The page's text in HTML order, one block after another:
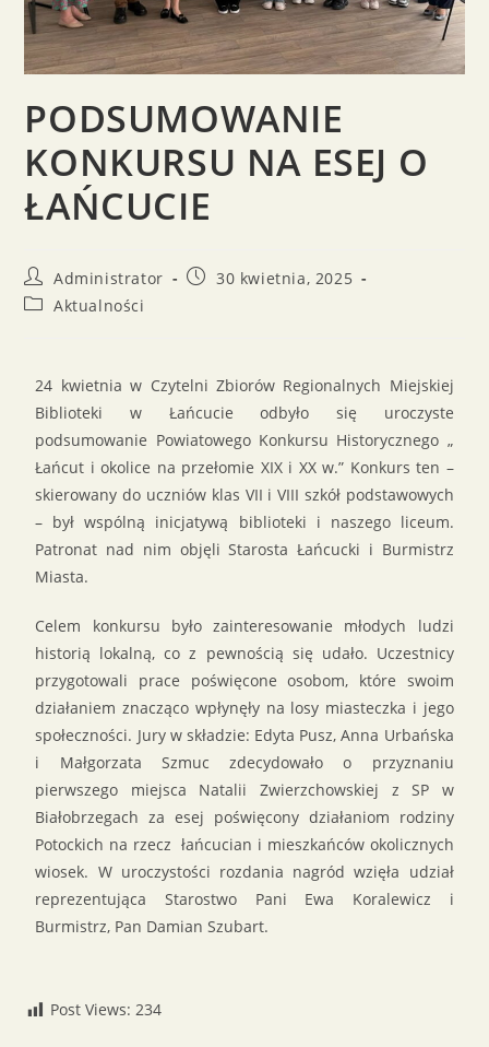
PODSUMOWANIE
KONKURSU NA ESEJ O
ŁAŃCUCIE
Administrator
30 kwietnia, 2025
Aktualności
24 kwietnia w Czytelni Zbiorów Regionalnych Miejskiej
Biblioteki w Łańcucie odbyło się uroczyste
podsumowanie Powiatowego Konkursu Historycznego „
Łańcut i okolice na przełomie XIX i XX w.” Konkurs ten –
skierowany do uczniów klas VII i VIII szkół podstawowych
– był wspólną inicjatywą biblioteki i naszego liceum.
Patronat nad nim objęli Starosta Łańcucki i Burmistrz
Miasta.
Celem konkursu było zainteresowanie młodych ludzi
historią lokalną, co z pewnością się udało. Uczestnicy
przygotowali prace poświęcone osobom, które swoim
działaniem znacząco wpłynęły na losy miasteczka i jego
społeczności. Jury w składzie: Edyta Pusz, Anna Urbańska
i Małgorzata Szmuc zdecydowało o przyznaniu
pierwszego miejsca Natalii Zwierzchowskiej z SP w
Białobrzegach za esej poświęcony działaniom rodziny
Potockich na rzecz łańcucian i mieszkańców okolicznych
wiosek. W uroczystości rozdania nagród wzięła udział
reprezentująca Starostwo Pani Ewa Koralewicz i
Burmistrz, Pan Damian Szubart.
Post Views: 234